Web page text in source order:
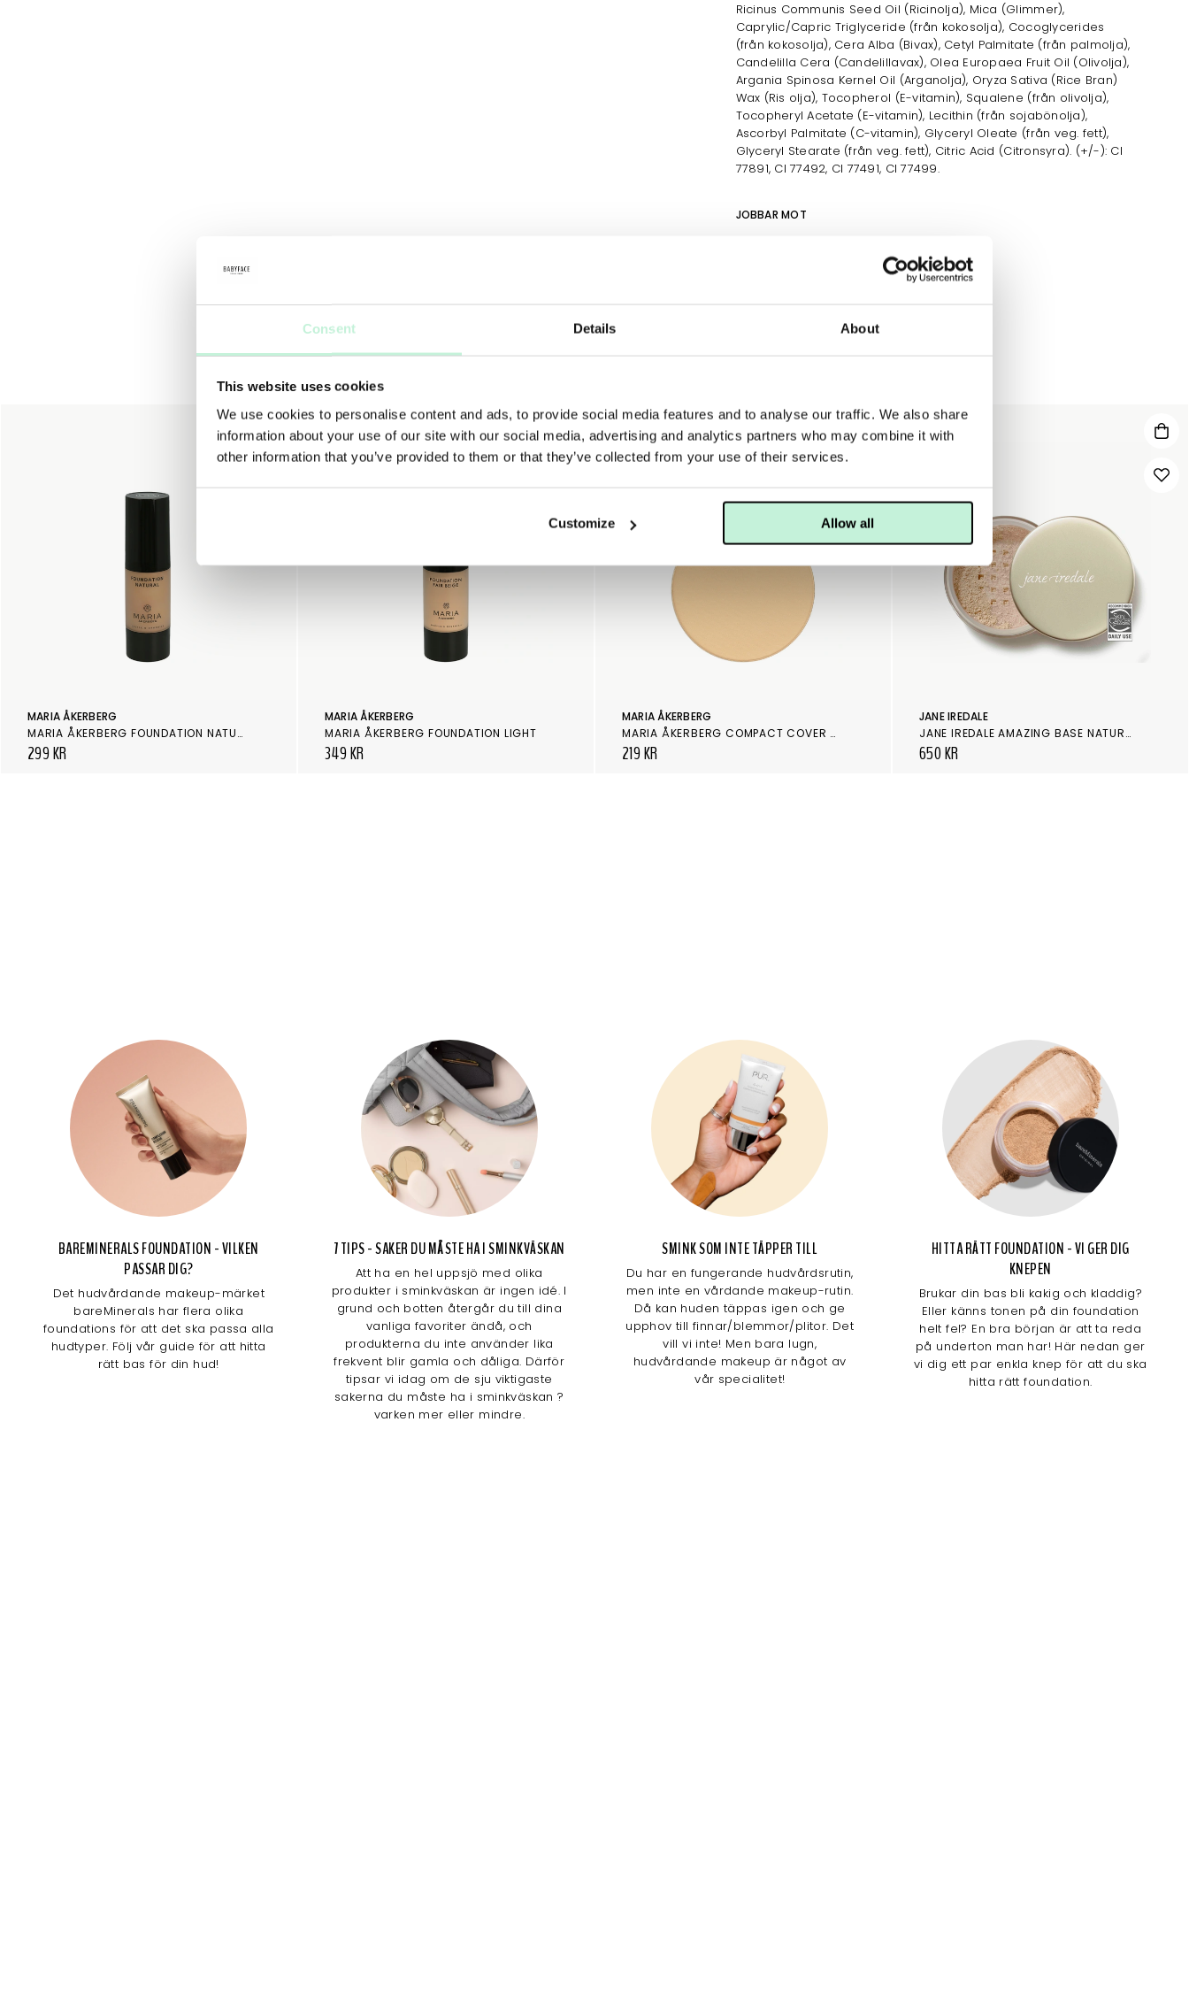
Consent Details About
This website uses cookies
We use cookies to personalise content and ads, to provide social media features and to analyse our traffic. We also share
information about your use of our site with our social media, advertising and analytics partners who may combine it with
other information that you’ve provided to them or that they’ve collected from your use of their services.
Customize Allow all
Ricinus Communis Seed Oil (Ricinolja), Mica (Glimmer),
Caprylic/Capric Triglyceride (från kokosolja), Cocoglycerides
(från kokosolja), Cera Alba (Bivax), Cetyl Palmitate (från palmolja),
Candelilla Cera (Candelillavax), Olea Europaea Fruit Oil (Olivolja),
Argania Spinosa Kernel Oil (Arganolja), Oryza Sativa (Rice Bran)
Wax (Ris olja), Tocopherol (E-vitamin), Squalene (från olivolja),
Tocopheryl Acetate (E-vitamin), Lecithin (från sojabönolja),
Ascorbyl Palmitate (C-vitamin), Glyceryl Oleate (från veg. fett),
Glyceryl Stearate (från veg. fett), Citric Acid (Citronsyra). (+/-): CI
77891, CI 77492, CI 77491, CI 77499.
JOBBAR MOT
MARIA ÅKERBERG
MARIA ÅKERBERG FOUNDATION NATURAL
299 KR
MARIA ÅKERBERG
MARIA ÅKERBERG FOUNDATION LIGHT
349 KR
MARIA ÅKERBERG
MARIA ÅKERBERG COMPACT COVER MAGNETIC REFILL VANILLA
219 KR
JANE IREDALE
JANE IREDALE AMAZING BASE NATURAL
650 KR
BAREMINERALS FOUNDATION - VILKEN
PASSAR DIG?
Det hudvårdande makeup-märket
bareMinerals har flera olika
foundations för att det ska passa alla
hudtyper. Följ vår guide för att hitta
rätt bas för din hud!
7 TIPS - SAKER DU MÅSTE HA I SMINKVÄSKAN
Att ha en hel uppsjö med olika
produkter i sminkväskan är ingen idé. I
grund och botten återgår du till dina
vanliga favoriter ändå, och
produkterna du inte använder lika
frekvent blir gamla och dåliga. Därför
tipsar vi idag om de sju viktigaste
sakerna du måste ha i sminkväskan ?
varken mer eller mindre.
SMINK SOM INTE TÄPPER TILL
Du har en fungerande hudvårdsrutin,
men inte en vårdande makeup-rutin.
Då kan huden täppas igen och ge
upphov till finnar/blemmor/plitor. Det
vill vi inte! Men bara lugn,
hudvårdande makeup är något av
vår specialitet!
HITTA RÄTT FOUNDATION - VI GER DIG
KNEPEN
Brukar din bas bli kakig och kladdig?
Eller känns tonen på din foundation
helt fel? En bra början är att ta reda
på underton man har! Här nedan ger
vi dig ett par enkla knep för att du ska
hitta rätt foundation.